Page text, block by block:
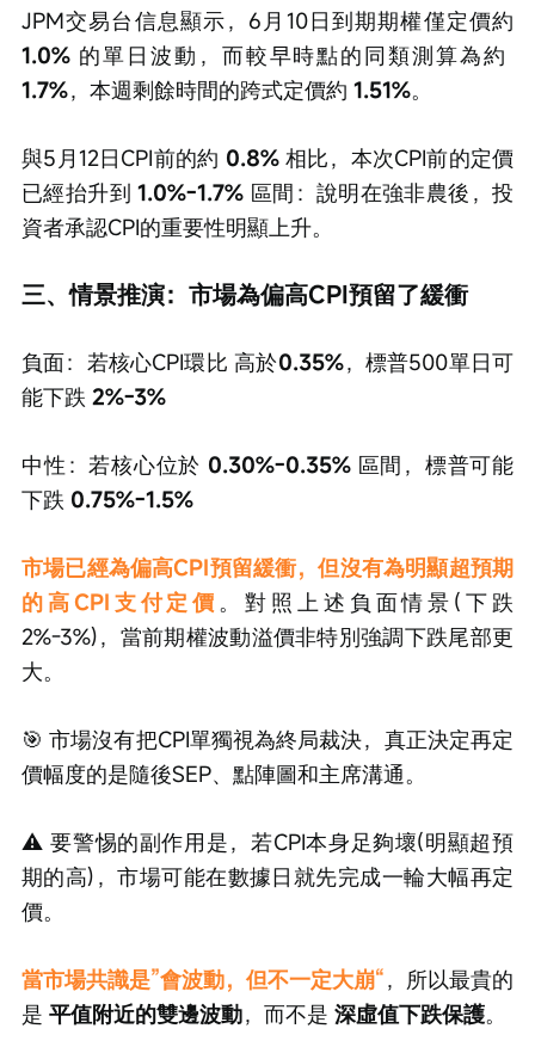
JPM交易台信息顯示，6月10日到期期權僅定價約
1.0% 的單日波動，而較早時點的同類測算為約
1.7%，本週剩餘時間的跨式定價約 1.51%。
與5月12日CPI前的約 0.8% 相比，本次CPI前的定價
已經抬升到 1.0%-1.7% 區間：說明在強非農後，投
資者承認CPI的重要性明顯上升。
三、情景推演：市場為偏高CPI預留了緩衝
負面：若核心CPI環比 高於0.35%，標普500單日可
能下跌 2%-3%
中性：若核心位於 0.30%-0.35% 區間，標普可能
下跌 0.75%-1.5%
市場已經為偏高CPI預留緩衝，但沒有為明顯超預期
的高CPI支付定價 。對照上述負面情景(下跌
2%-3%)，當前期權波動溢價非特別強調下跌尾部更
大。
🎯 市場沒有把CPI單獨視為終局裁決，真正決定再定
價幅度的是隨後SEP、點陣圖和主席溝通。
⚠️ 要警惕的副作用是，若CPI本身足夠壞(明顯超預
期的高)，市場可能在數據日就先完成一輪大幅再定
價。
當市場共識是”會波動，但不一定大崩“，所以最貴的
是 平值附近的雙邊波動，而不是 深虛值下跌保護。